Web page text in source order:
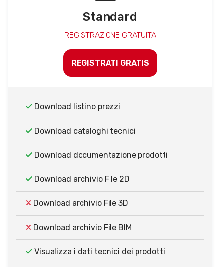
Standard
REGISTRAZIONE GRATUITA
REGISTRATI GRATIS
Download listino prezzi
Download cataloghi tecnici
Download documentazione prodotti
Download archivio File 2D
Download archivio File 3D
Download archivio File BIM
Visualizza i dati tecnici dei prodotti